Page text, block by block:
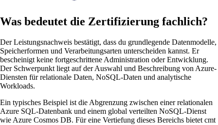
Was bedeutet die Zertifizierung fachlich?
Der Leistungsnachweis bestätigt, dass du grundlegende Datenmodelle,
Speicherformen und Verarbeitungsarten unterscheiden kannst. Er
bescheinigt keine fortgeschrittene Administration oder Entwicklung.
Der Schwerpunkt liegt auf der Auswahl und Beschreibung von Azure-
Diensten für relationale Daten, NoSQL-Daten und analytische
Workloads.
Ein typisches Beispiel ist die Abgrenzung zwischen einer relationalen
Azure SQL-Datenbank und einem global verteilten NoSQL-Dienst
wie Azure Cosmos DB. Für eine Vertiefung dieses Bereichs bietet cmt